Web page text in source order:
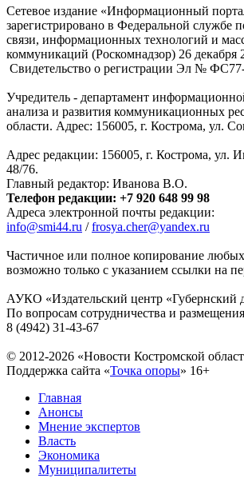
Сетевое издание «Информационный
зарегистрировано в Федеральной службе
связи, информационных технологий и
коммуникаций (Роскомнадзор) 26 декабря
Свидетельство о регистрации Эл №
Учредитель - департамент
анализа и развития коммуникационных
области. Адрес: 156005, г. Кострома, ул.
Адрес редакции: 156005, г. Кострома, ул.
48/76.
Главный редактор: Иванова В.О.
Телефон редакции: +7 920 648 99 98
Адреса электронной почты редакции:
info@smi44.ru /frosya.cher@yandex.ru
Частичное или полное копирование любых
возможно только с указанием ссылки на
АУКО «Издательский центр «Губернский
По вопросам сотрудничества и
8 (4942) 31-43-67
© 2012-2026 «Новости Костромской
Поддержка сайта «Точка опоры» 16+
Главная
Анонсы
Мнение экспертов
Власть
Экономика
Муниципалитеты